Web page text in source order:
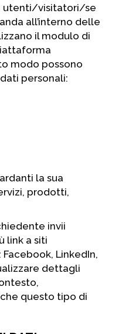
utenti/visitatori/se
all’interno delle
il modulo di
modo possono
personali:
la sua
prodotti,
invii
link a siti
LinkedIn,
dettagli
questo tipo di